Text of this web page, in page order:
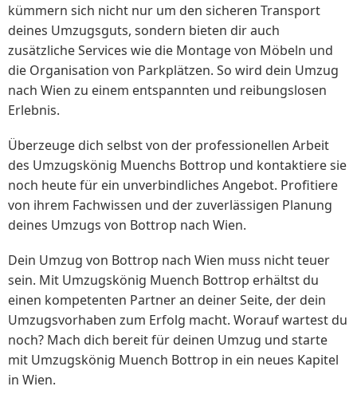
kümmern sich nicht nur um den sicheren Transport
deines Umzugsguts, sondern bieten dir auch
zusätzliche Services wie die Montage von Möbeln und
die Organisation von Parkplätzen. So wird dein Umzug
nach Wien zu einem entspannten und reibungslosen
Erlebnis.
Überzeuge dich selbst von der professionellen Arbeit
des Umzugskönig Muenchs Bottrop und kontaktiere sie
noch heute für ein unverbindliches Angebot. Profitiere
von ihrem Fachwissen und der zuverlässigen Planung
deines Umzugs von Bottrop nach Wien.
Dein Umzug von Bottrop nach Wien muss nicht teuer
sein. Mit Umzugskönig Muench Bottrop erhältst du
einen kompetenten Partner an deiner Seite, der dein
Umzugsvorhaben zum Erfolg macht. Worauf wartest du
noch? Mach dich bereit für deinen Umzug und starte
mit Umzugskönig Muench Bottrop in ein neues Kapitel
in Wien.